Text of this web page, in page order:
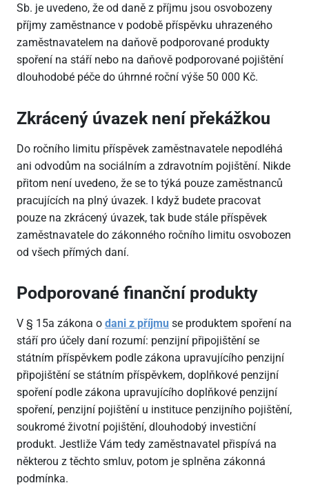
Sb. je uvedeno, že od daně z příjmu jsou osvobozeny
příjmy zaměstnance v podobě příspěvku uhrazeného
zaměstnavatelem na daňově podporované produkty
spoření na stáří nebo na daňově podporované pojištění
dlouhodobé péče do úhrnné roční výše 50 000 Kč.
Zkrácený úvazek není překážkou
Do ročního limitu příspěvek zaměstnavatele nepodléhá
ani odvodům na sociálním a zdravotním pojištění. Nikde
přitom není uvedeno, že se to týká pouze zaměstnanců
pracujících na plný úvazek. I když budete pracovat
pouze na zkrácený úvazek, tak bude stále příspěvek
zaměstnavatele do zákonného ročního limitu osvobozen
od všech přímých daní.
Podporované finanční produkty
V § 15a zákona o dani z příjmu se produktem spoření na
stáří pro účely daní rozumí: penzijní připojištění se
státním příspěvkem podle zákona upravujícího penzijní
připojištění se státním příspěvkem, doplňkové penzijní
spoření podle zákona upravujícího doplňkové penzijní
spoření, penzijní pojištění u instituce penzijního pojištění,
soukromé životní pojištění, dlouhodobý investiční
produkt. Jestliže Vám tedy zaměstnavatel přispívá na
některou z těchto smluv, potom je splněna zákonná
podmínka.